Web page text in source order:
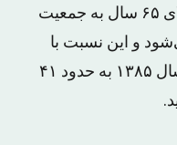
واقع در سنین زیر ١۵ سال و بالای ۶۵ سال به جمعیت
و این نسبت با
اندکی کاهش، از ۴۴ درصد در سال ١۳٨۵ به حدود ۴١